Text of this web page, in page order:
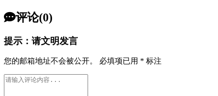
评论(0)
提示：请文明发言
您的邮箱地址不会被公开。 必填项已用 * 标注